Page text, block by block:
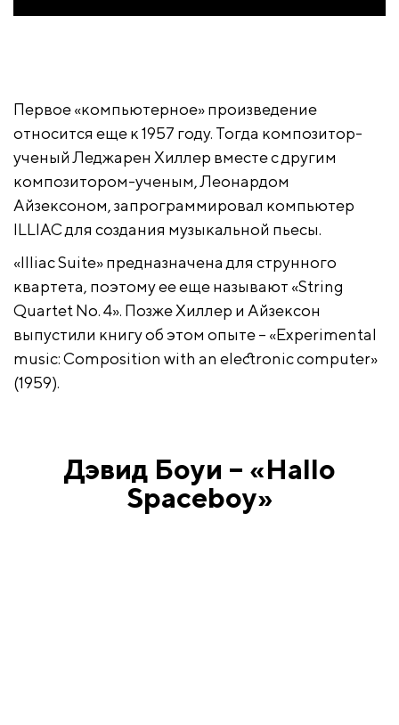
Первое «компьютерное» произведение
относится еще к 1957 году. Тогда композитор-
ученый Леджарен Хиллер вместе с другим
композитором-ученым, Леонардом
Айзексоном, запрограммировал компьютер
ILLIAC для создания музыкальной пьесы.
«Illiac Suite» предназначена для струнного
квартета, поэтому ее еще называют «String
Quartet No. 4». Позже Хиллер и Айзексон
выпустили книгу об этом опыте – «Experimental
music: Composition with an electronic computer»
(1959).
Дэвид Боуи – «Hallo
Spaceboy»